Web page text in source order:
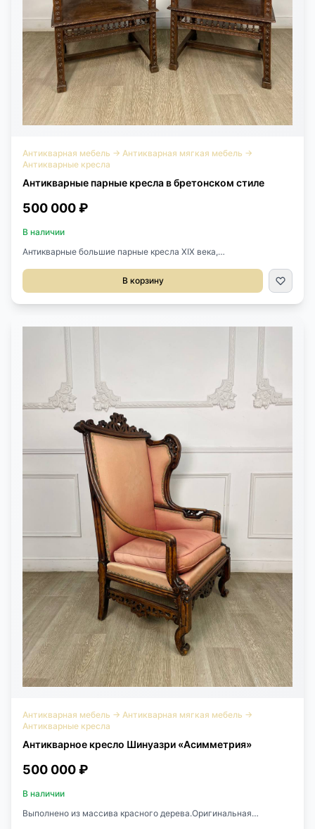
Антикварная мебель → Антикварная мягкая мебель →
Антикварные кресла
Антикварные парные кресла в бретонском стиле
500 000 ₽
В наличии
Антикварные большие парные кресла XIX века,
сценки из сельской жизни крестьян.Размер 63х66х112h
см.Высота сиденья 41 см.Где применяетсяМы предлагаем
сценами сельской жизни делает пару выразительной и
консолью. Рядом хорошо смотрятся настольные и настенные
светильники, старинные аксессуары и предметы из Европы.Как
купитьКупить антикварные парные кресла в бретонском стиле
можно в нашем магазине Antik &amp; Brut. Антикварный магазин
работает с мебелью, светом и предметами декора, которые
представлены в России.Чтобы оформить заказ, свяжитесь с
нами через карточку товара или по телефону. Мы уточним
состояние кресел, условия покупки, доставки и
самовывоза.Перед покупкой можно посмотреть отзывы, адрес
салона и лично оценить посадку, материал, резьбу и общий вид
В корзину
Антикварная мебель → Антикварная мягкая мебель →
Антикварные кресла
Антикварное кресло Шинуазри «Асимметрия»
500 000 ₽
В наличии
Выполнено из массива красного дерева.Оригинальная